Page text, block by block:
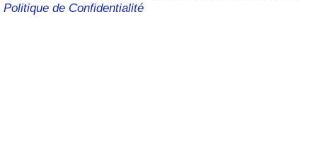
Politique de Confidentialité
Indice de Criminalité (Actuel)